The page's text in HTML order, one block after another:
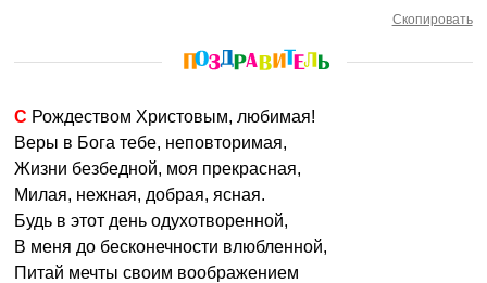
Скопировать
С Рождеством Христовым, любимая!
Веры в Бога тебе, неповторимая,
Жизни безбедной, моя прекрасная,
Милая, нежная, добрая, ясная.
Будь в этот день одухотворенной,
В меня до бесконечности влюбленной,
Питай мечты своим воображением